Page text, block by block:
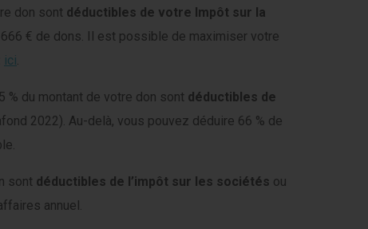
don sont déductibles de votre Impôt sur la
€ de dons. Il est possible de maximiser votre
ici.
% du montant de votre don sont déductibles de
2022). Au-delà, vous pouvez déduire 66 % de
sont déductibles de l’impôt sur les sociétés ou
annuel.